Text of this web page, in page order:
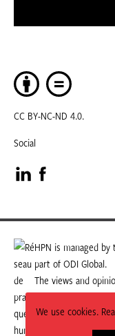
We use cookies.
CC BY-NC-ND 4.0.
Social
Visit
our
LinkedIn
page
Visit
our
Facebook
page
HPN is managed
part of ODI Global.
The views and
necessarily state or